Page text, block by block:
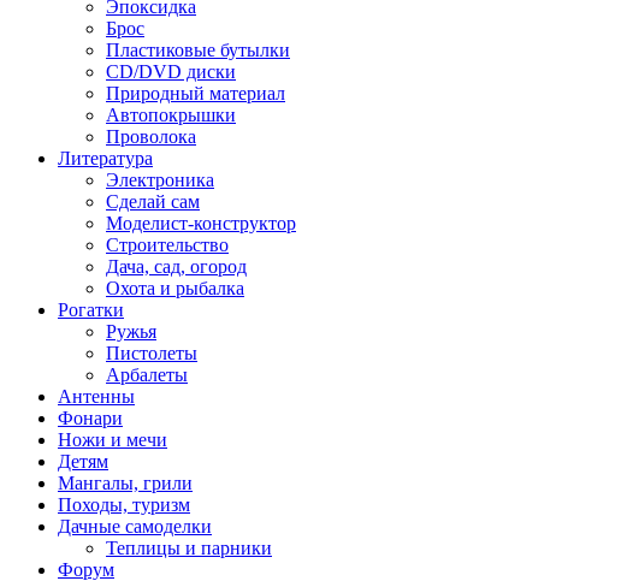
Эпоксидка
Брос
Пластиковые бутылки
CD/DVD диски
Природный материал
Автопокрышки
Проволока
Литература
Электроника
Сделай сам
Моделист-конструктор
Строительство
Дача, сад, огород
Охота и рыбалка
Рогатки
Ружья
Пистолеты
Арбалеты
Антенны
Фонари
Ножи и мечи
Детям
Мангалы, грили
Походы, туризм
Дачные самоделки
Теплицы и парники
Форум